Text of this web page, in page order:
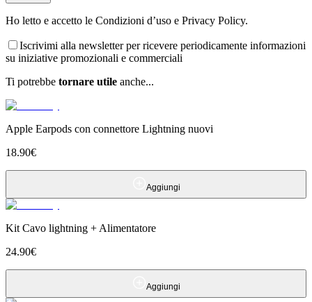
Ho letto e accetto le Condizioni d’uso e Privacy Policy.
Iscrivimi alla newsletter per ricevere periodicamente informazioni
su iniziative promozionali e commerciali
Ti potrebbe tornare utile anche...
Apple Earpods con connettore Lightning nuovi
18.90€
Aggiungi
Kit Cavo lightning + Alimentatore
24.90€
Aggiungi